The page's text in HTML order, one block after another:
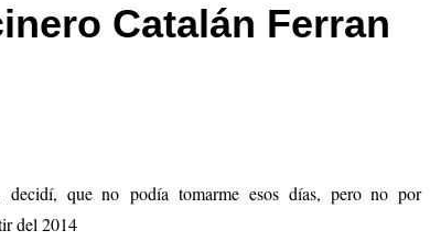
Catalán Ferran
decidí, que no podía tomarme esos días, pero no por
del 2014